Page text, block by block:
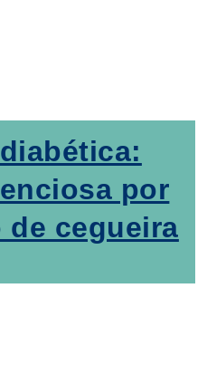
por
de cegueira